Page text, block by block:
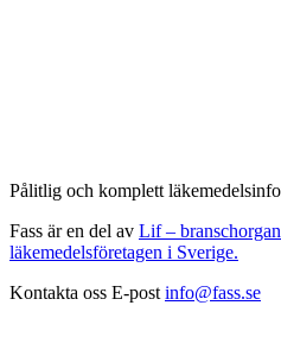
Pålitlig och komplett
Fass är en del av Lif –
läkemedelsföretagen i Sverige.
Kontakta oss E-post info@fass.se